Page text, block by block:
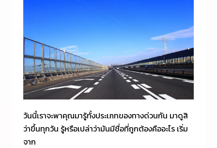
วันนี้เราจะพาคุณมารู้ทั้งประเภทของทางด่วนกัน มาดูสิ
ว่าขึ้นทุกวัน รู้หรือเปล่าว่ามันมีชื่อที่ถูกต้องคืออะไร เริ่ม
จาก